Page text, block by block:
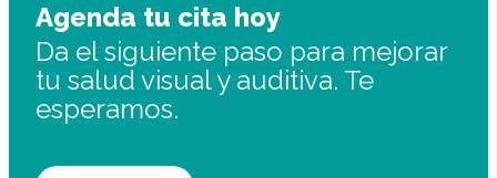
Agenda tu cita hoy
Da el siguiente paso para mejorar
tu salud visual y auditiva. Te
esperamos.